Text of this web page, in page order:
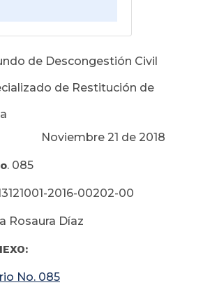
de Descongestión Civil
de Restitución de
Noviembre 21 de 2018
. 085
2016-00202-00
Rosaura Díaz
No. 085